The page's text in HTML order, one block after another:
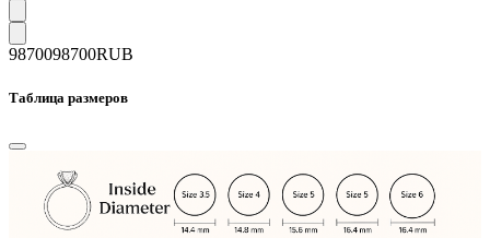
9870098700RUB
Таблица размеров